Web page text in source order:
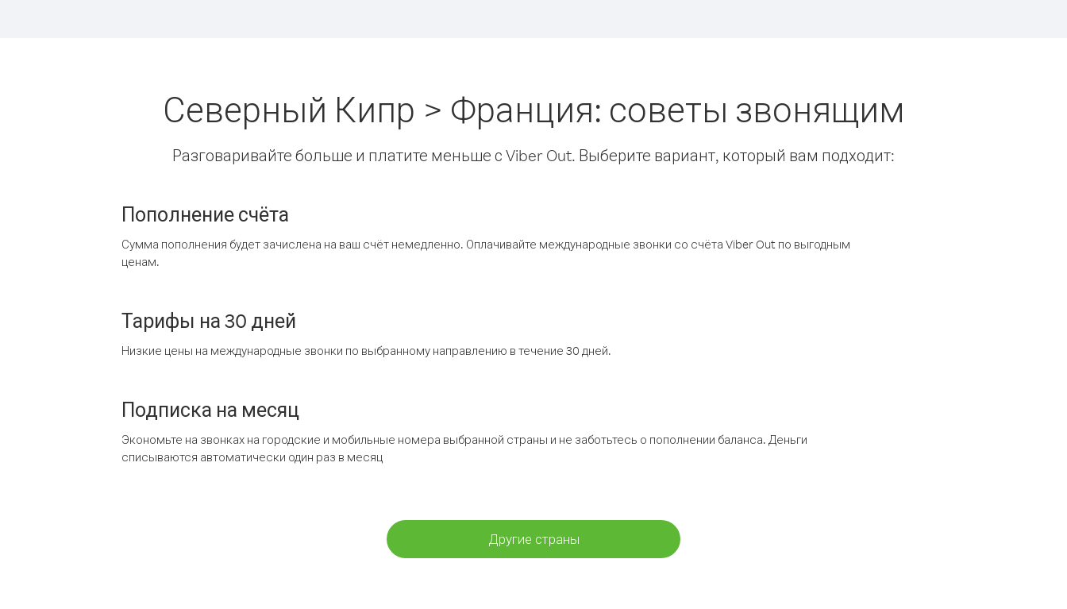
Северный Кипр > Франция: советы звонящим
Разговаривайте больше и платите меньше с Viber Out. Выберите вариант, который вам подходит:
Пополнение счёта
Сумма пополнения будет зачислена на ваш счёт немедленно. Оплачивайте международные звонки со счёта Viber Out по выгодным
ценам.
Тарифы на 30 дней
Низкие цены на международные звонки по выбранному направлению в течение 30 дней.
Подписка на месяц
Экономьте на звонках на городские и мобильные номера выбранной страны и не заботьтесь о пополнении баланса. Деньги
списываются автоматически один раз в месяц
Другие страны